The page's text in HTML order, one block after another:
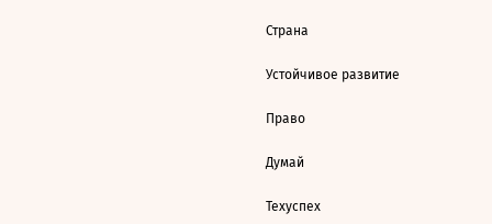
Страна
Устойчивое развитие
Право
Думай
Техуспех